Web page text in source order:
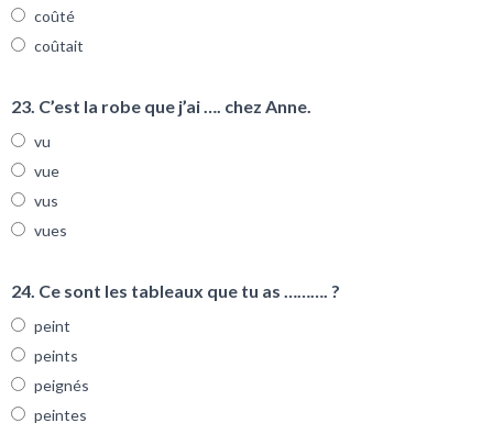
coûté
coûtait
23. C’est la robe que j’ai …. chez Anne.
vu
vue
vus
vues
24. Ce sont les tableaux que tu as ………. ?
peint
peints
peignés
peintes